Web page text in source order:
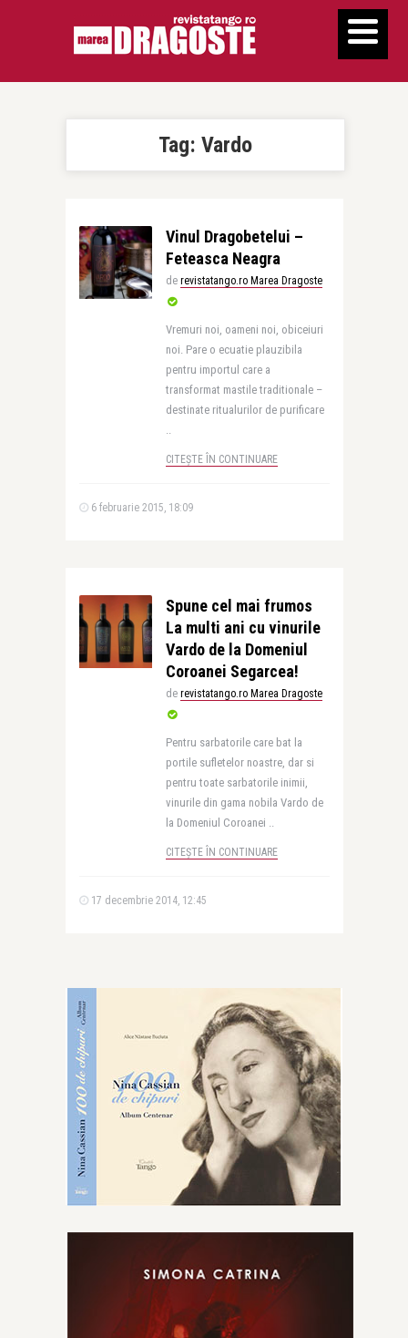
Tag: Vardo
Vinul Dragobetelui –
Feteasca Neagra
de revistatango.ro Marea Dragoste
Vremuri noi, oameni noi, obiceiuri
noi. Pare o ecuatie plauzibila
pentru importul care a
transformat mastile traditionale –
destinate ritualurilor de purificare
..
CITEȘTE ÎN CONTINUARE
6 februarie 2015, 18:09
Spune cel mai frumos
La multi ani cu vinurile
Vardo de la Domeniul
Coroanei Segarcea!
de revistatango.ro Marea Dragoste
Pentru sarbatorile care bat la
portile sufletelor noastre, dar si
pentru toate sarbatorile inimii,
vinurile din gama nobila Vardo de
la Domeniul Coroanei ..
CITEȘTE ÎN CONTINUARE
17 decembrie 2014, 12:45